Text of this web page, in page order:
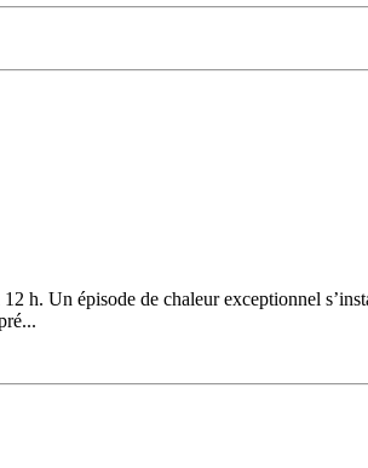
h. Un épisode de chaleur exceptionnel